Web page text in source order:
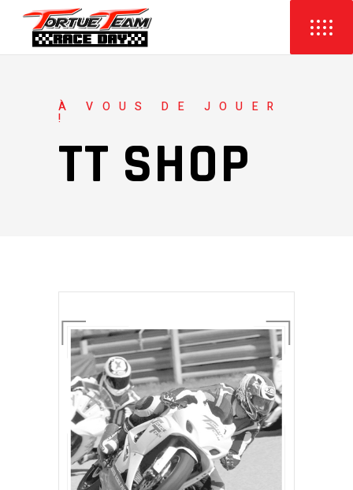
À VOUS DE JOUER
!
TT SHOP